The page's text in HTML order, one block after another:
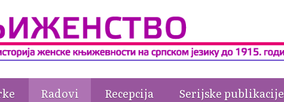
Radovi Recepcija Serijske publikacije